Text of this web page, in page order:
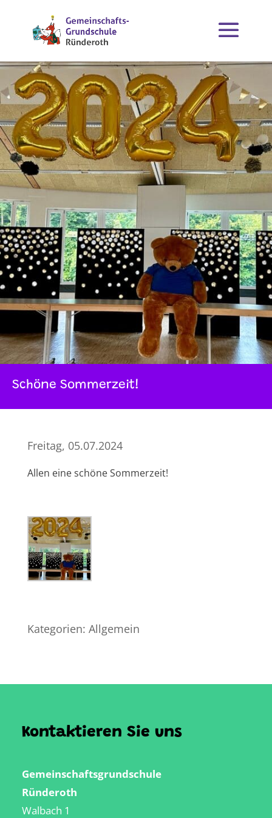
Schöne Sommerzeit!
Freitag, 05.07.2024
Allen eine schöne Sommerzeit!
Kategorien: Allgemein
Kontaktieren Sie uns
Gemeinschaftsgrundschule
Ründeroth
Walbach 1